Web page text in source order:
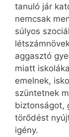
tanuló jár
nemcsak
súlyos
aggasztó
miatt
emelnek,
szüntetnek
biztonságot,
törődést
igény.